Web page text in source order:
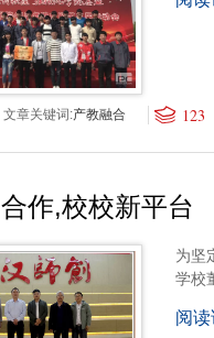
文章关键词:产教融合 123
作,校校新平台
为坚
学校
阅